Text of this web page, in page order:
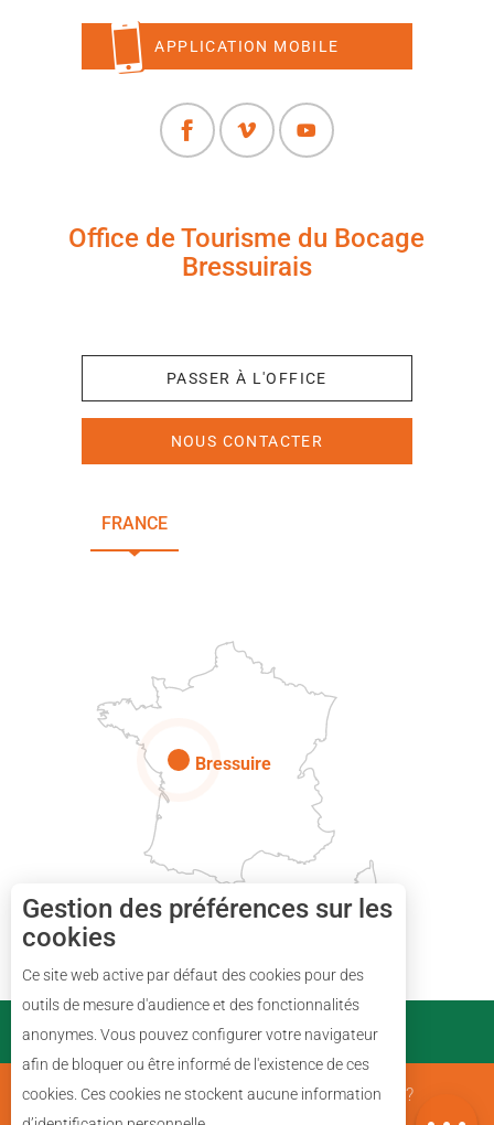
Description
Carte
APPLICATION MOBILE
Office de Tourisme du Bocage
Bressuirais
PASSER À L'OFFICE
NOUS CONTACTER
FRANCE
Bressuire
PARTENAIRES
Mentions Légales Qui sommes nous ?
Gestion des préférences sur les
cookies
Ce site web active par défaut des cookies pour des
outils de mesure d'audience et des fonctionnalités
anonymes. Vous pouvez configurer votre navigateur
afin de bloquer ou être informé de l'existence de ces
cookies. Ces cookies ne stockent aucune information